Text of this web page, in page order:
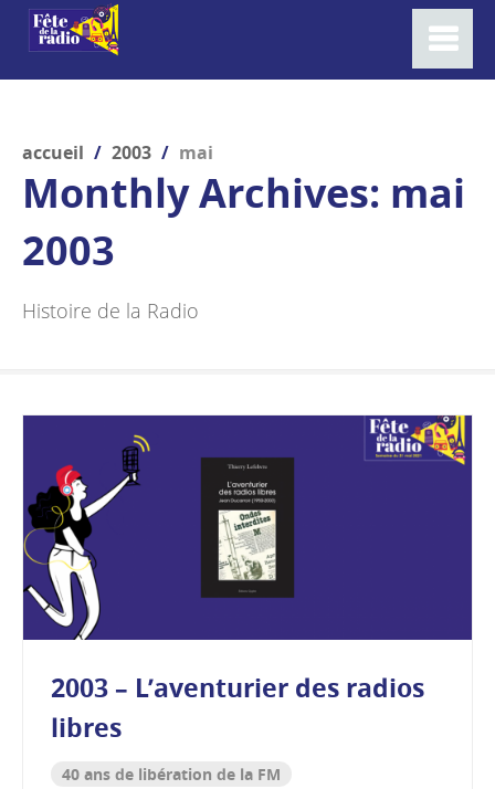
accueil / 2003 / mai
Monthly Archives: mai
2003
Histoire de la Radio
2003 – L’aventurier des radios
libres
40 ans de libération de la FM